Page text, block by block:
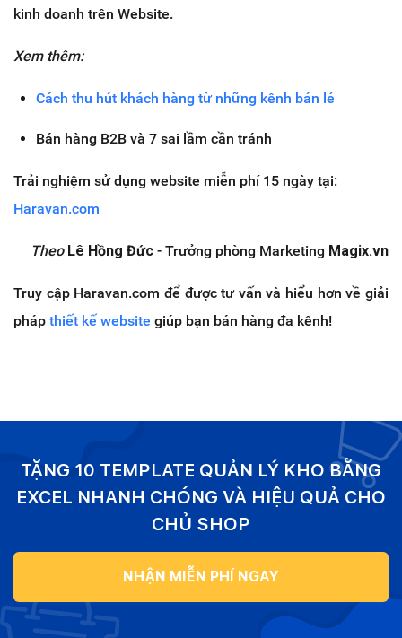
kinh doanh trên Website.
Xem thêm:
Cách thu hút khách hàng từ những kênh bán lẻ
Bán hàng B2B và 7 sai lầm cần tránh
Trải nghiệm sử dụng website miễn phí 15 ngày tại:
Haravan.com
Theo Lê Hồng Đức - Trưởng phòng Marketing Magix.vn
Truy cập Haravan.com để được tư vấn và hiểu hơn về giải
pháp thiết kế website giúp bạn bán hàng đa kênh!
TẶNG 10 TEMPLATE QUẢN LÝ KHO BẰNG
EXCEL NHANH CHÓNG VÀ HIỆU QUẢ CHO
CHỦ SHOP
NHẬN MIỄN PHÍ NGAY